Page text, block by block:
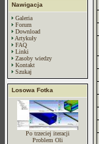
Nawigacja
Galeria
Forum
Download
Artykuły
FAQ
Linki
Zasoby wiedzy
Kontakt
Szukaj
Losowa Fotka
Po trzeciej iteracji
Problem Oli